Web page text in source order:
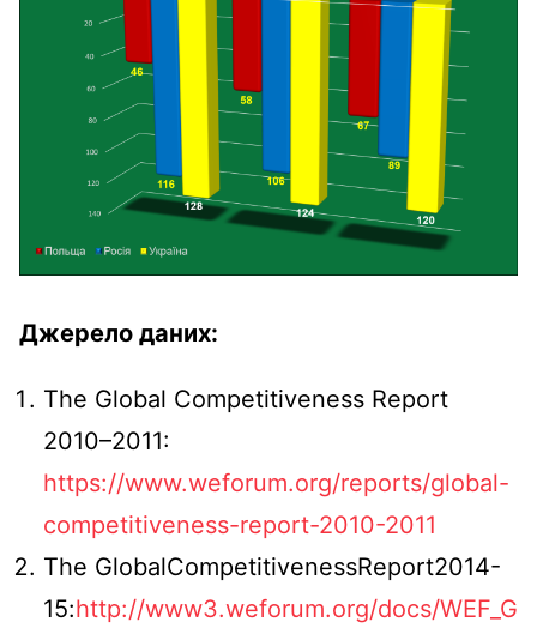
Джерело даних:
The Global Competitiveness Repоrt
2010–2011:
https://www.weforum.org/reports/global-
competitiveness-report-2010-2011
The GlobalCompetitivenessReport2014-
15:http://www3.weforum.org/docs/WEF_G